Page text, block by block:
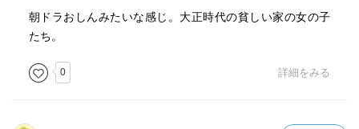
朝ドラおしんみたいな感じ。大正時代の貧しい家の女の子
たち。
0 詳細をみる